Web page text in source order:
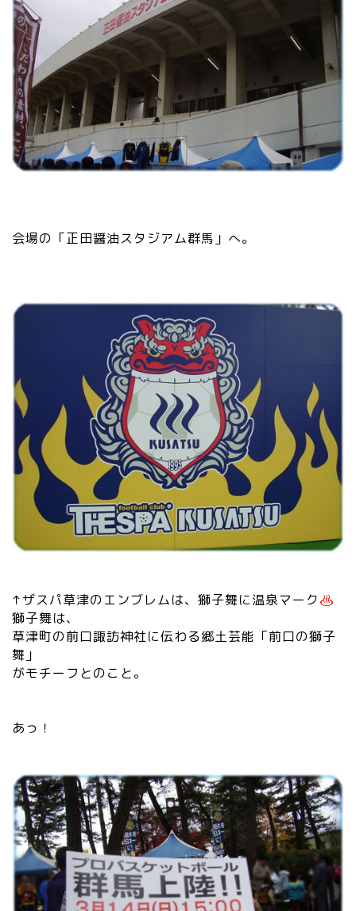
会場の「正田醤油スタジアム群馬」へ。
↑ザスパ草津のエンブレムは、獅子舞に温泉マーク
獅子舞は、
草津町の前口諏訪神社に伝わる郷土芸能「前口の獅子
舞」
がモチーフとのこと。
あっ！